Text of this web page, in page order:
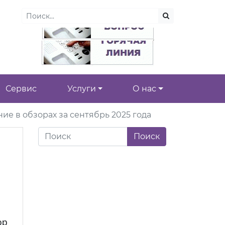
Сервис Услуги О нас
в обзорах за сентябрь 2025 года